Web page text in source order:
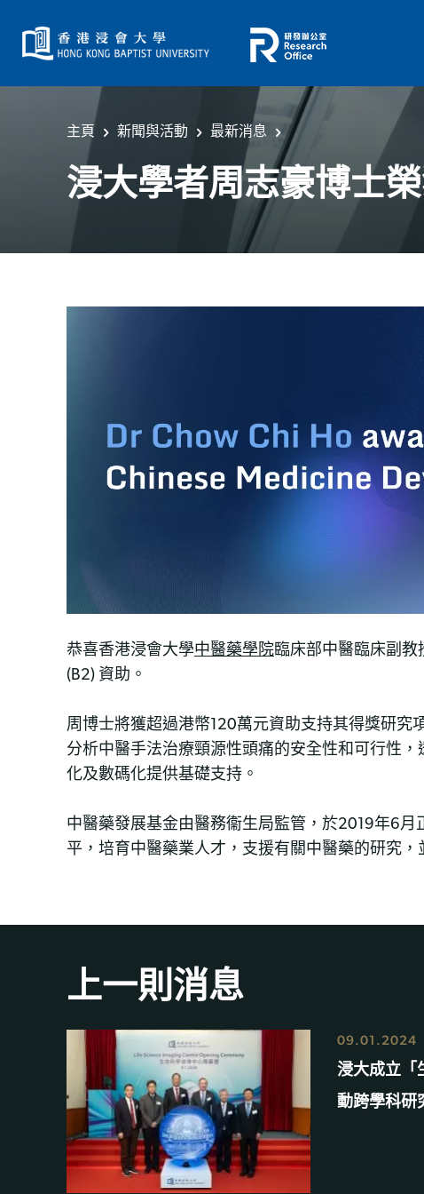
主頁 新聞與活動 最新消息
浸大學者周志豪博士
恭喜香港浸會大學中醫藥學院臨床部中醫臨床副教
(B2) 資助。
周博士將獲超過港幣120萬元資助支持其得獎研究
分析中醫手法治療頸源性頭痛的安全性和可行性
化及數碼化提供基礎支持。
中醫藥發展基金由醫務衞生局監管，於2019年6
平，培育中醫藥業人才，支援有關中醫藥的研究，
上一則消息
09.01.2024
浸大成立「
動跨學科研